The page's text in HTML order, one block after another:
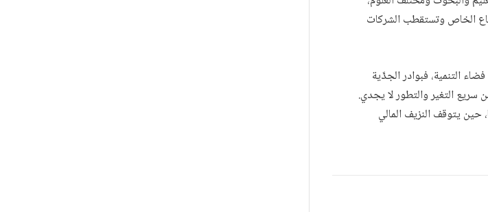
الخاص وتستقطب الشركات
التنمية، فبوادر الجدَّية
سريع التغير والتطور لا يجدي.
يتوقف النزيف المالي